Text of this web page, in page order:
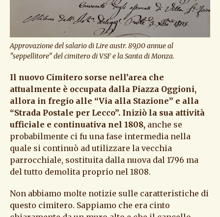
Approvazione del salario di Lire austr. 89,00 annue al
"seppellitore" del cimitero di VSF e la Santa di Monza.
Il nuovo Cimitero sorse nell’area che
attualmente è occupata dalla Piazza Oggioni,
allora in fregio alle “Via alla Stazione” e alla
“Strada Postale per Lecco”. Iniziò la sua attività
ufficiale e continuativa nel 1808, anche se
probabilmente ci fu una fase intermedia nella
quale si continuò ad utilizzare la vecchia
parrocchiale, sostituita dalla nuova dal 1796 ma
del tutto demolita proprio nel 1808.
Non abbiamo molte notizie sulle caratteristiche di
questo cimitero. Sappiamo che era cinto